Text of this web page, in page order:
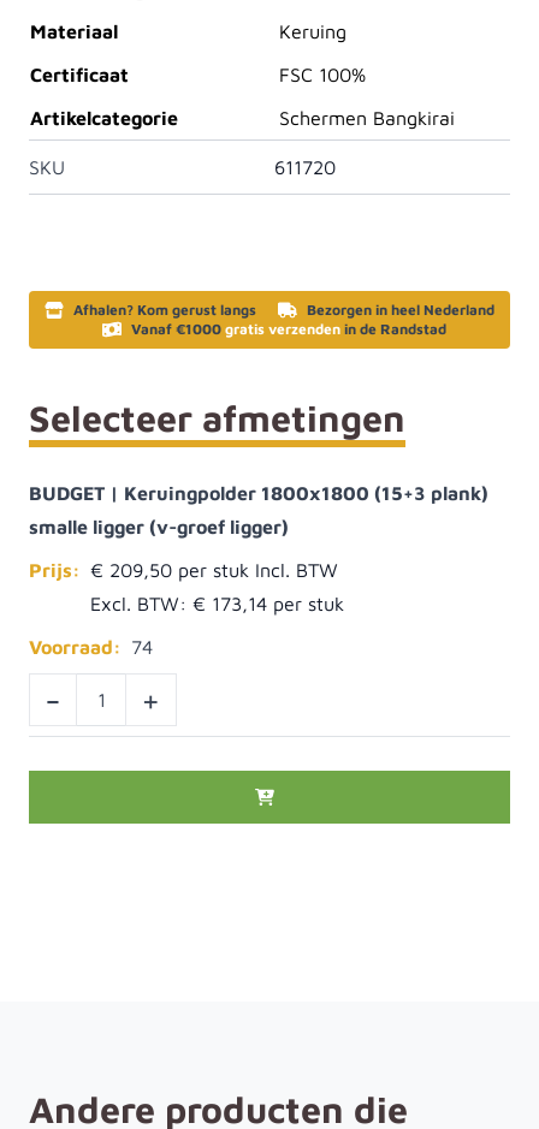
Materiaal
Keruing
Certificaat
FSC 100%
Artikelcategorie
Schermen Bangkirai
SKU 611720
Afhalen? Kom gerust langs
Bezorgen in heel Nederland
Vanaf €1000 gratis verzenden in de Randstad
Selecteer afmetingen
BUDGET | Keruingpolder 1800x1800 (15+3 plank)
smalle ligger (v-groef ligger)
Prijs: € 209,50
Excl. BTW: € 173,14
Voorraad:
74
- +
Andere producten die